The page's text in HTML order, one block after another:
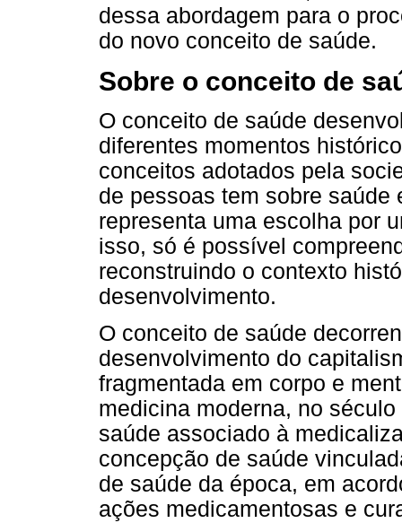
dessa abordagem para o
do novo conceito de saúde.
Sobre o conceito de
O conceito de saúde
diferentes momentos
conceitos adotados pela
de pessoas tem sobre saúde
representa uma escolha por
isso, só é possível
reconstruindo o contexto
desenvolvimento.
O conceito de saúde
desenvolvimento do
fragmentada em corpo e
medicina moderna, no
saúde associado à
concepção de saúde
de saúde da época, em
ações medicamentosas e